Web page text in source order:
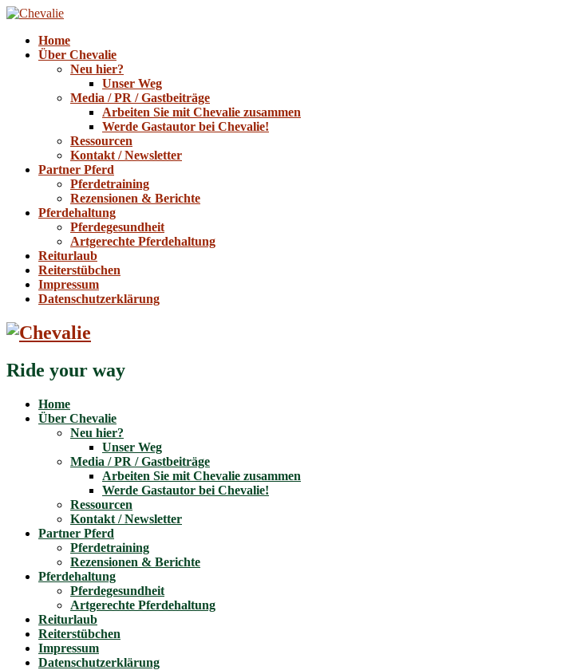
Home
Über Chevalie
Neu hier?
Unser Weg
Media / PR / Gastbeiträge
Arbeiten Sie mit Chevalie zusammen
Werde Gastautor bei Chevalie!
Ressourcen
Kontakt / Newsletter
Partner Pferd
Pferdetraining
Rezensionen & Berichte
Pferdehaltung
Pferdegesundheit
Artgerechte Pferdehaltung
Reiturlaub
Reiterstübchen
Impressum
Datenschutzerklärung
Ride your way
Home
Über Chevalie
Neu hier?
Unser Weg
Media / PR / Gastbeiträge
Arbeiten Sie mit Chevalie zusammen
Werde Gastautor bei Chevalie!
Ressourcen
Kontakt / Newsletter
Partner Pferd
Pferdetraining
Rezensionen & Berichte
Pferdehaltung
Pferdegesundheit
Artgerechte Pferdehaltung
Reiturlaub
Reiterstübchen
Impressum
Datenschutzerklärung